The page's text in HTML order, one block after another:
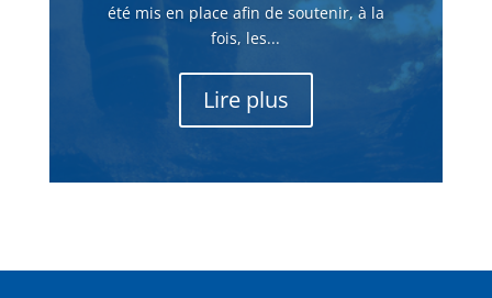
été mis en place afin de soutenir, à la
fois, les...
Lire plus